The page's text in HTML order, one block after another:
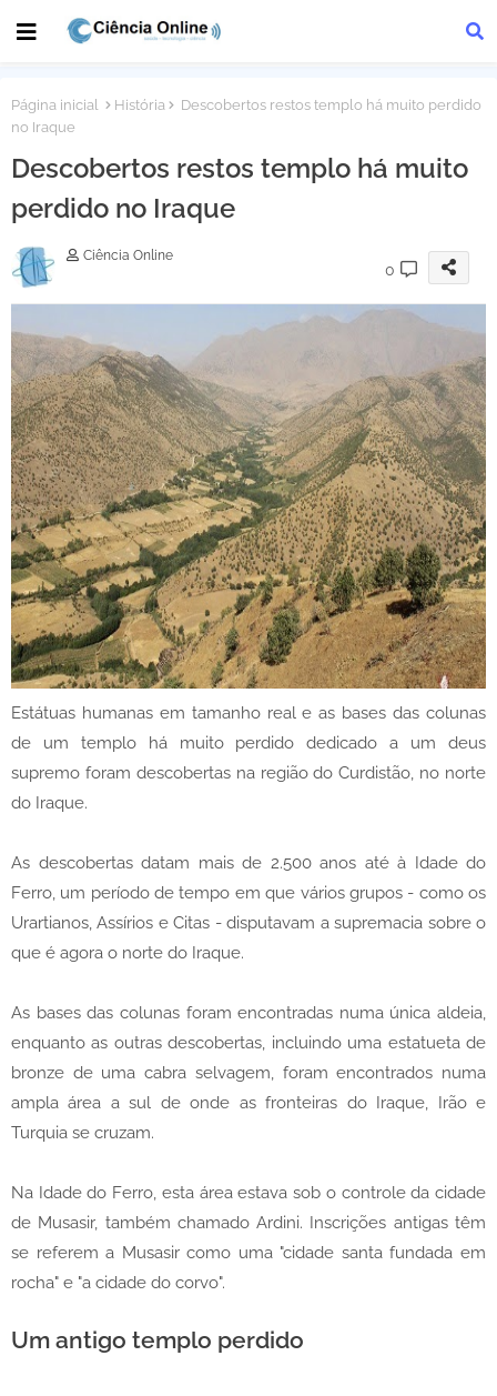
Página inicial História
Descobertos restos templo há muito perdido
no Iraque
Descobertos restos templo há muito
perdido no Iraque
Ciência Online
0
Estátuas humanas em tamanho real e as bases das colunas
de um templo há muito perdido dedicado a um deus
supremo foram descobertas na região do Curdistão, no norte
do Iraque.
As descobertas datam mais de 2.500 anos até à Idade do
Ferro, um período de tempo em que vários grupos - como os
Urartianos, Assírios e Citas - disputavam a supremacia sobre o
que é agora o norte do Iraque.
As bases das colunas foram encontradas numa única aldeia,
enquanto as outras descobertas, incluindo uma estatueta de
bronze de uma cabra selvagem, foram encontrados numa
ampla área a sul de onde as fronteiras do Iraque, Irão e
Turquia se cruzam.
Na Idade do Ferro, esta área estava sob o controle da cidade
de Musasir, também chamado Ardini. Inscrições antigas têm
se referem a Musasir como uma "cidade santa fundada em
rocha" e "a cidade do corvo".
Um antigo templo perdido